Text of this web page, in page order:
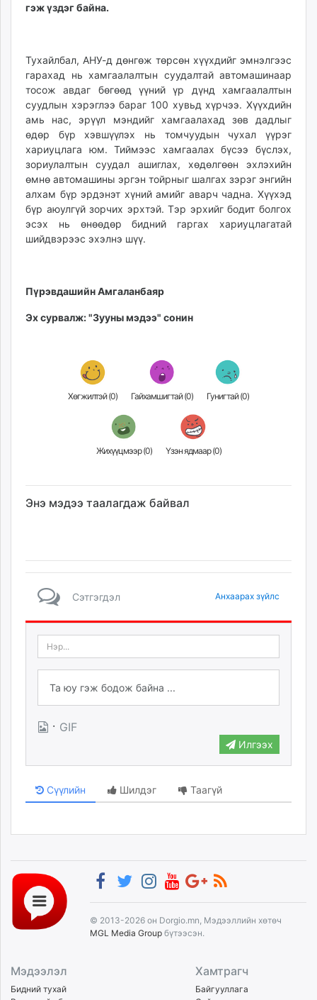
гэж үздэг байна.
Тухайлбал, АНУ-д дөнгөж төрсөн хүүхдийг эмнэлгээс
гарахад нь хамгаалалтын суудалтай автомашинаар
тосож авдаг бөгөөд үүний үр дүнд хамгаалалтын
суудлын хэрэглээ бараг 100 хувьд хүрчээ. Хүүхдийн
амь нас, эрүүл мэндийг хамгаалахад зөв дадлыг
өдөр бүр хэвшүүлэх нь томчуудын чухал үүрэг
хариуцлага юм. Тиймээс хамгаалах бүсээ бүслэх,
зориулалтын суудал ашиглах, хөдөлгөөн эхлэхийн
өмнө автомашины эргэн тойрныг шалгах зэрэг энгийн
алхам бүр эрдэнэт хүний амийг аварч чадна. Хүүхэд
бүр аюулгүй зорчих эрхтэй. Тэр эрхийг бодит болгох
эсэх нь өнөөдөр бидний гаргах хариуцлагатай
шийдвэрээс эхэлнэ шүү.
Пүрэвдашийн Амгаланбаяр
Эх сурвалж: "Зууны мэдээ" сонин
Хөгжилтэй (0) Гайхамшигтай (0) Гунигтай (0)
Жихүүцмээр (0) Үзэн ядмаар (0)
Энэ мэдээ таалагдаж байвал
Сэтгэгдэл Анхаарах зүйлс
· GIF
Илгээх
Сүүлийн Шилдэг Таагүй
© 2013-2026 он Dorgio.mn, Мэдээллийн хөтөч
MGL Media Group бүтээсэн.
Мэдээлэл
Бидний тухай
Хамтрагч
Байгууллага